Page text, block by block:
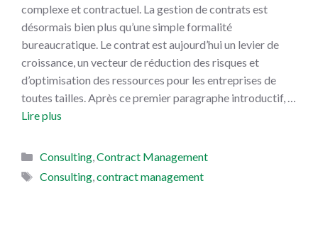
complexe et contractuel. La gestion de contrats est
désormais bien plus qu’une simple formalité
bureaucratique. Le contrat est aujourd’hui un levier de
croissance, un vecteur de réduction des risques et
d’optimisation des ressources pour les entreprises de
toutes tailles. Après ce premier paragraphe introductif, …
Lire plus
Catégories
Consulting, Contract Management
Étiquettes
Consulting, contract management